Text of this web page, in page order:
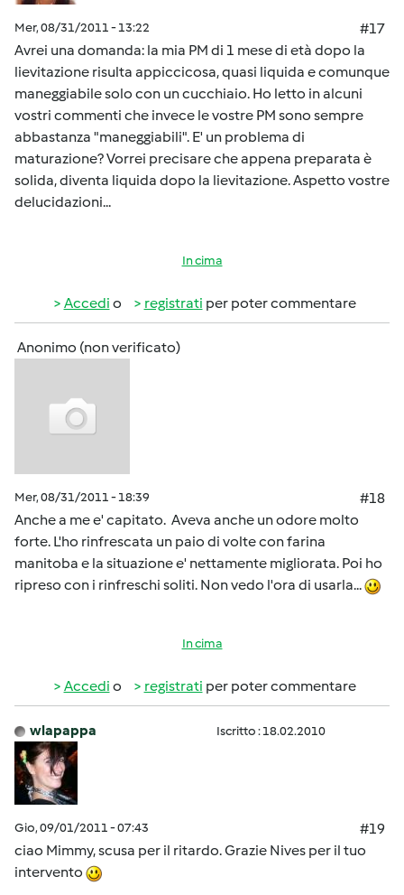
Mer, 08/31/2011 - 13:22
#17
Avrei una domanda: la mia PM di 1 mese di età dopo la
lievitazione risulta appiccicosa, quasi liquida e comunque
maneggiabile solo con un cucchiaio. Ho letto in alcuni
vostri commenti che invece le vostre PM sono sempre
abbastanza "maneggiabili". E' un problema di
maturazione? Vorrei precisare che appena preparata è
solida, diventa liquida dopo la lievitazione. Aspetto vostre
delucidazioni...
In cima
Accedi o registrati per poter commentare
Anonimo (non verificato)
Mer, 08/31/2011 - 18:39
#18
Anche a me e' capitato. Aveva anche un odore molto
forte. L'ho rinfrescata un paio di volte con farina
manitoba e la situazione e' nettamente migliorata. Poi ho
ripreso con i rinfreschi soliti. Non vedo l'ora di usarla...
In cima
Accedi o registrati per poter commentare
wlapappa Iscritto : 18.02.2010
Gio, 09/01/2011 - 07:43
#19
ciao Mimmy, scusa per il ritardo. Grazie Nives per il tuo
intervento